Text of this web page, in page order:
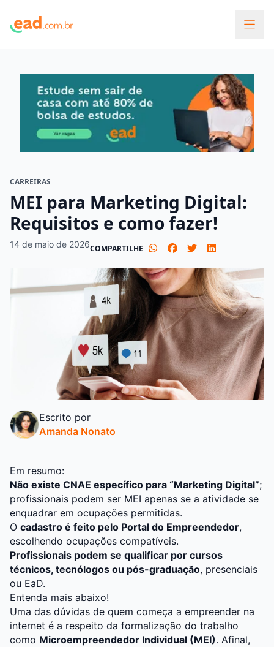
CARREIRAS
MEI para Marketing Digital:
Requisitos e como fazer!
14 de maio de 2026COMPARTILHE
Escrito por
Amanda Nonato
Em resumo:
Não existe CNAE específico para “Marketing Digital”;
profissionais podem ser MEI apenas se a atividade se
enquadrar em ocupações permitidas.
O cadastro é feito pelo Portal do Empreendedor,
escolhendo ocupações compatíveis.
Profissionais podem se qualificar por cursos
técnicos, tecnólogos ou pós-graduação, presenciais
ou EaD.
Entenda mais abaixo!
Uma das dúvidas de quem começa a empreender na
internet é a respeito da formalização do trabalho
como Microempreendedor Individual (MEI). Afinal,